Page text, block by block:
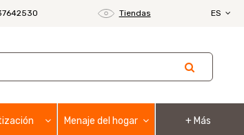
Tiendas ES
Menaje del hogar + Más